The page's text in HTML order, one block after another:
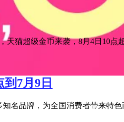
天猫超级金币来袭，8月4日10点
7月9日
名品牌，为全国消费者带来特